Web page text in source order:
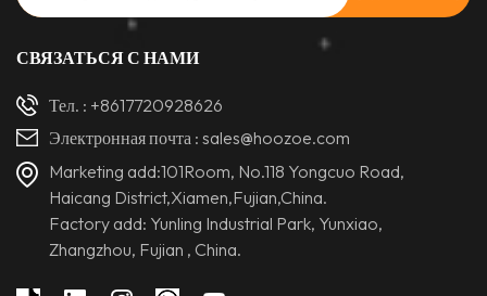
СВЯЗАТЬСЯ С НАМИ
Тел. : +8617720928626
Электронная почта :sales@hoozoe.com
Marketing add:101Room, No.118 Yongcuo Road,
Haicang District,Xiamen,Fujian,China.
Factory add: Yunling Industrial Park, Yunxiao,
Zhangzhou, Fujian , China.